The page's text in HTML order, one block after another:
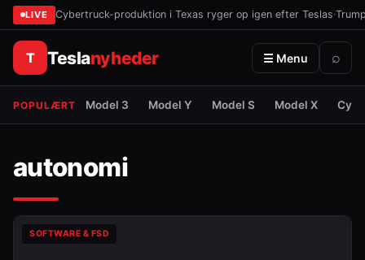
LIVE Cybertruck-produktion i Texas ryger op igen efter Teslas·
T Teslanyheder ☰ Menu ⌕
POPULÆRT Model 3 Model Y Model S Model X
autonomi
SOFTWARE & FSD